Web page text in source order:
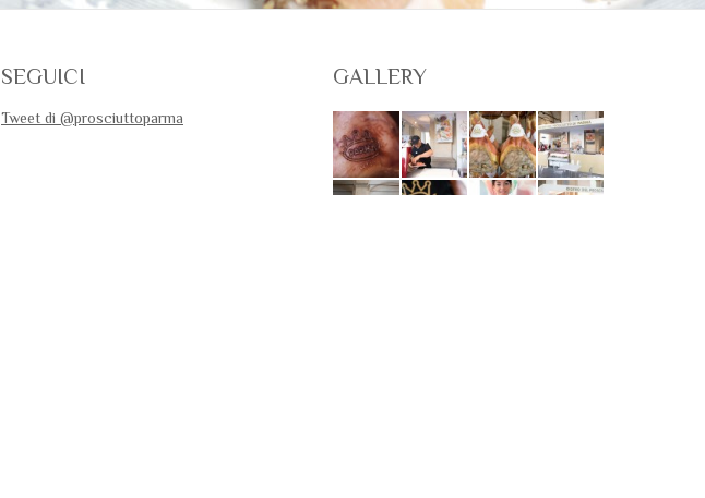
SEGUICI
Tweet di @prosciuttoparma
GALLERY